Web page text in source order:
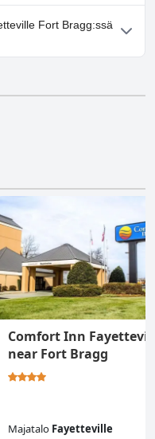
Fort Bragg tarjoaa
Fort Bragg:ssä
Comfort Inn
near Fort Bragg
Majatalo Fayetteville